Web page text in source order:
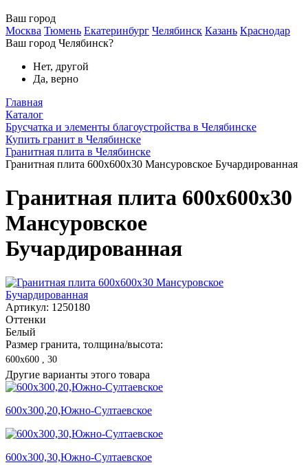
Ваш город
Москва Тюмень Екатеринбург Челябинск Казань Краснодар
Ваш город Челябинск?
Нет, другой
Да, верно
Главная
Каталог
Брусчатка и элементы благоустройства в Челябинске
Купить гранит в Челябинске
Гранитная плита в Челябинске
Гранитная плита 600х600x30 Мансуровское Бучардированная
Гранитная плита 600х600x30
Мансуровское
Бучардированная
Артикул: 1250180
Оттенки
Белый
Размер гранита, толщина/высота:
600х600 , 30
Другие варианты этого товара
600х300,20,Южно-Султаевское
600х300,30,Южно-Султаевское